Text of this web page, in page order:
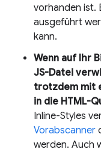
vorhanden ist.
ausgeführt
kann.
Wenn auf Ihr
JS-Datei
trotzdem mit
in die HTML-
Inline-Styles
Vorabscanner
werden. Auch